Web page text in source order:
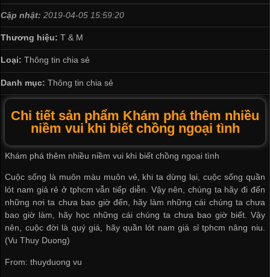
Cập nhật: 2019-04-05 15:59:20
Thương hiệu: T & M
Loại: Thông tin chia sẻ
Danh mục: Thông tin chia sẻ
Chi tiết sản phẩm Khám phá thêm nhiều
niềm vui khi biết chồng ngoại tình
Khám phá thêm nhiều niềm vui khi biết chồng ngoại tình
Cuộc sống là muôn màu muôn vẻ, khi ta dừng lại, cuộc sống quần
lót nam giá rẻ ở tphcm vẫn tiếp diễn. Vậy nên, chúng ta hãy đi đến
những nơi ta chưa bao giờ đến, hãy làm những cái chúng ta chưa
bao giờ làm, hãy học những cái chúng ta chưa bao giờ biết. Vậy
nên, cuộc đời là quý giá, hãy quần lót nam giá sỉ tphcm nâng niu.
(Vu Thuy Duong)
From: thuyduong vu